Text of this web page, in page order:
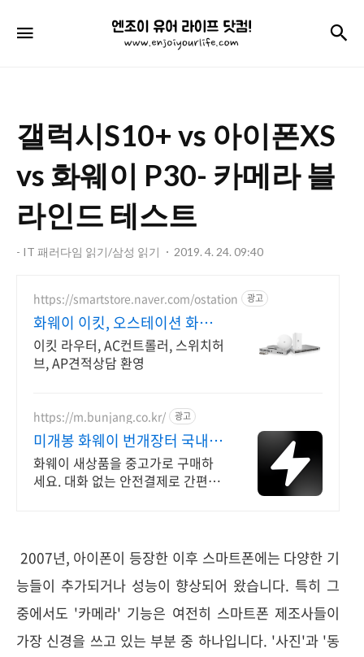
엔
조
어
라
이
프
닷
갤럭시S10+ vs 아이폰XS
vs 화웨이 P30- 카메라 블
라인드 테스트
- IT 패러다임 읽기/삼성 읽기 2019. 4. 24. 09:40
https://smartstore.naver.com/ostation 광고
화웨이 이킷, 오스테이션 화웨
이 네트워크부문 전문업체
이킷 라우터, AC컨트롤러, 스위치허
브, AP견적상담 환영
https://m.bunjang.co.kr/ 광고
미개봉 화웨이 번개장터 국내
최대 브랜드 중고거래
화웨이 새상품을 중고가로 구매하
세요. 대화 없는 안전결제로 간편하
2007년, 아이폰이 등장한 이후 스마트폰에는 다양한 기
능들이 추가되거나 성능이 향상되어 왔습니다. 특히 그
중에서도 '카메라' 기능은 여전히 스마트폰 제조사들이
가장 신경을 쓰고 있는 부분 중 하나입니다. '사진'과 '동